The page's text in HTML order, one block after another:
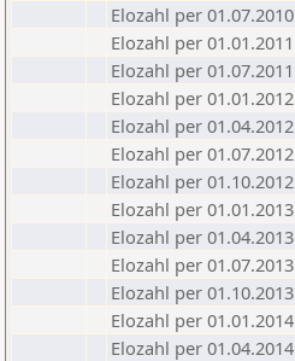
Elozahl per 01.07.2010
Elozahl per 01.01.2011
Elozahl per 01.07.2011
Elozahl per 01.01.2012
Elozahl per 01.04.2012
Elozahl per 01.07.2012
Elozahl per 01.10.2012
Elozahl per 01.01.2013
Elozahl per 01.04.2013
Elozahl per 01.07.2013
Elozahl per 01.10.2013
Elozahl per 01.01.2014
Elozahl per 01.04.2014